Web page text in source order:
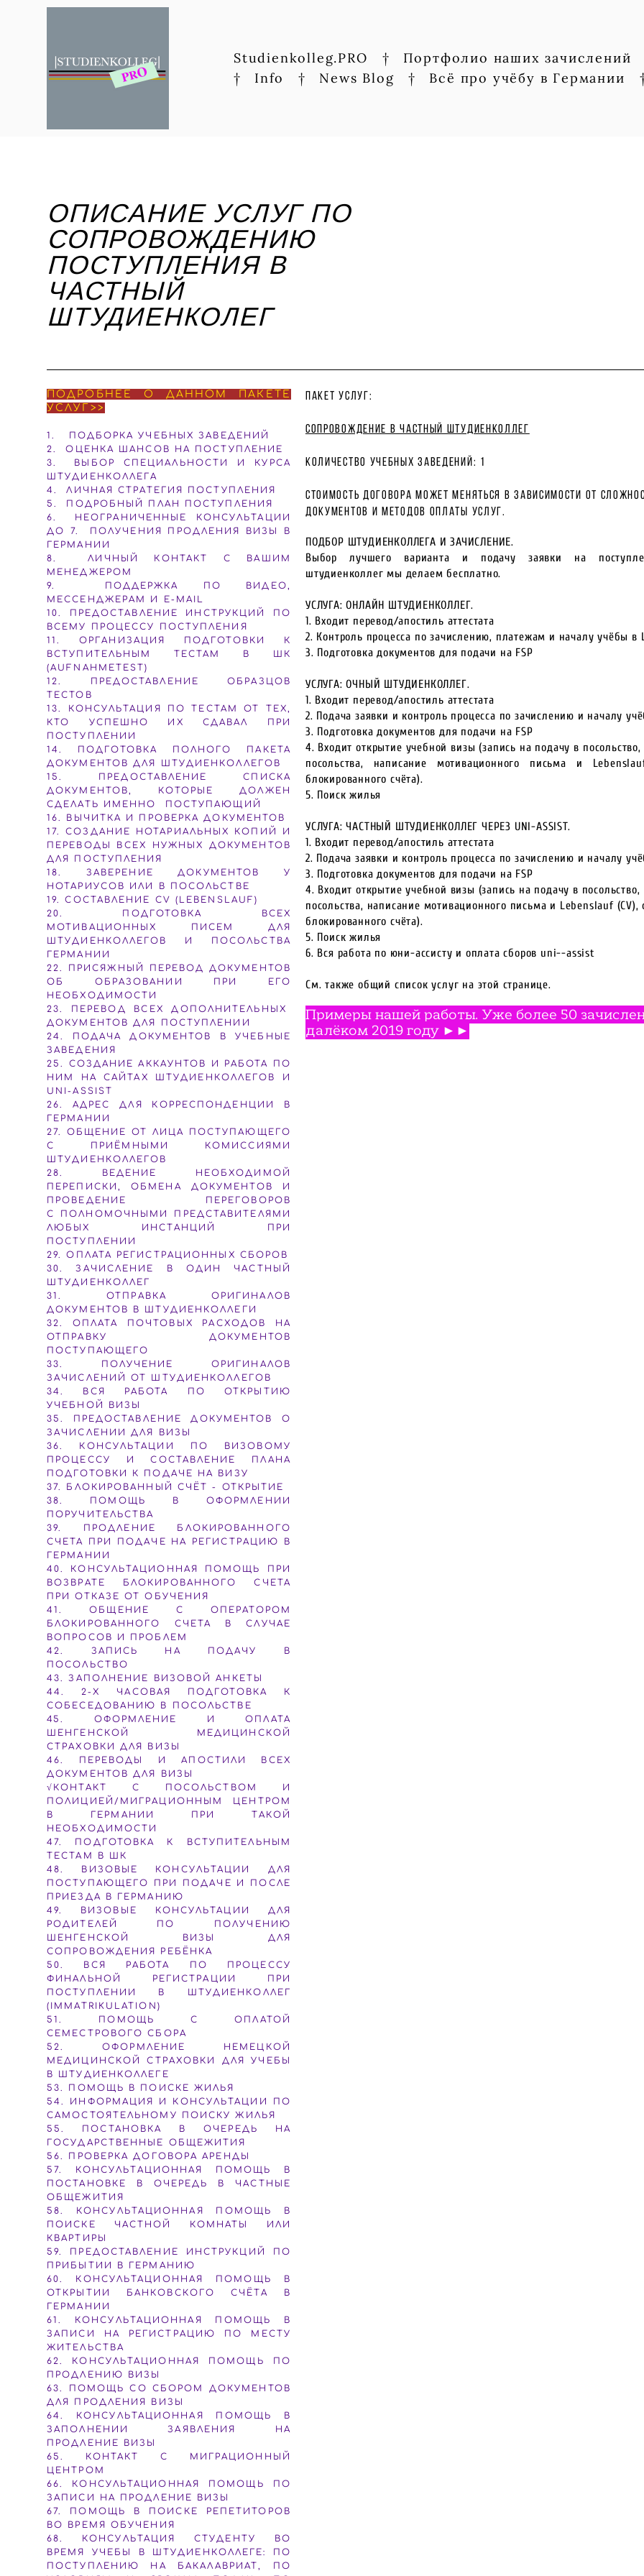
Studienkolleg.PRO †
Портфолио наших зачислений
†
Info † News Blog † Всё про учёбу в Германии
ОПИСАНИЕ УСЛУГ ПО
СОПРОВОЖДЕНИЮ
ПОСТУПЛЕНИЯ В
ЧАСТНЫЙ
ШТУДИЕНКОЛЕГ
ПОДРОБНЕЕ О ДАННОМ ПАКЕТЕ
УСЛУГ>>
1. ПОДБОРКА УЧЕБНЫХ ЗАВЕДЕНИЙ
2. ОЦЕНКА ШАНСОВ НА ПОСТУПЛЕНИЕ
3. ВЫБОР СПЕЦИАЛЬНОСТИ И КУРСА
ШТУДИЕНКОЛЛЕГА
4. ЛИЧНАЯ СТРАТЕГИЯ ПОСТУПЛЕНИЯ
5. ПОДРОБНЫЙ ПЛАН ПОСТУПЛЕНИЯ
6. НЕОГРАНИЧЕННЫЕ КОНСУЛЬТАЦИИ
ДО 7. ПОЛУЧЕНИЯ ПРОДЛЕНИЯ ВИЗЫ В
ГЕРМАНИИ
8. ЛИЧНЫЙ КОНТАКТ С ВАШИМ
МЕНЕДЖЕРОМ
9. ПОДДЕРЖКА ПО ВИДЕО,
МЕССЕНДЖЕРАМ И E-MAIL
10. ПРЕДОСТАВЛЕНИЕ ИНСТРУКЦИЙ ПО
ВСЕМУ ПРОЦЕССУ ПОСТУПЛЕНИЯ
11. ОРГАНИЗАЦИЯ ПОДГОТОВКИ К
ВСТУПИТЕЛЬНЫМ ТЕСТАМ В ШК
(AUFNAHMETEST)
12. ПРЕДОСТАВЛЕНИЕ ОБРАЗЦОВ
ТЕСТОВ
13. КОНСУЛЬТАЦИЯ ПО ТЕСТАМ ОТ ТЕХ,
КТО УСПЕШНО ИХ СДАВАЛ ПРИ
ПОСТУПЛЕНИИ
14. ПОДГОТОВКА ПОЛНОГО ПАКЕТА
ДОКУМЕНТОВ ДЛЯ ШТУДИЕНКОЛЛЕГОВ
15. ПРЕДОСТАВЛЕНИЕ СПИСКА
ДОКУМЕНТОВ, КОТОРЫЕ ДОЛЖЕН
СДЕЛАТЬ ИМЕННО ПОСТУПАЮЩИЙ
16. ВЫЧИТКА И ПРОВЕРКА ДОКУМЕНТОВ
17. СОЗДАНИЕ НОТАРИАЛЬНЫХ КОПИЙ И
ПЕРЕВОДЫ ВСЕХ НУЖНЫХ ДОКУМЕНТОВ
ДЛЯ ПОСТУПЛЕНИЯ
18. ЗАВЕРЕНИЕ ДОКУМЕНТОВ У
НОТАРИУСОВ ИЛИ В ПОСОЛЬСТВЕ
19. СОСТАВЛЕНИЕ CV (LEBENSLAUF)
20. ПОДГОТОВКА ВСЕХ
МОТИВАЦИОННЫХ ПИСЕМ ДЛЯ
ШТУДИЕНКОЛЛЕГОВ И ПОСОЛЬСТВА
ГЕРМАНИИ
22. ПРИСЯЖНЫЙ ПЕРЕВОД ДОКУМЕНТОВ
ОБ ОБРАЗОВАНИИ ПРИ ЕГО
НЕОБХОДИМОСТИ
23. ПЕРЕВОД ВСЕХ ДОПОЛНИТЕЛЬНЫХ
ДОКУМЕНТОВ ДЛЯ ПОСТУПЛЕНИИ
24. ПОДАЧА ДОКУМЕНТОВ В УЧЕБНЫЕ
ЗАВЕДЕНИЯ
25. СОЗДАНИЕ АККАУНТОВ И РАБОТА ПО
НИМ НА САЙТАХ ШТУДИЕНКОЛЛЕГОВ И
UNI-ASSIST
26. АДРЕС ДЛЯ КОРРЕСПОНДЕНЦИИ В
ГЕРМАНИИ
27. ОБЩЕНИЕ ОТ ЛИЦА ПОСТУПАЮЩЕГО
С ПРИЁМНЫМИ КОМИССИЯМИ
ШТУДИЕНКОЛЛЕГОВ
28. ВЕДЕНИЕ НЕОБХОДИМОЙ
ПЕРЕПИСКИ, ОБМЕНА ДОКУМЕНТОВ И
ПРОВЕДЕНИЕ ПЕРЕГОВОРОВ
С ПОЛНОМОЧНЫМИ ПРЕДСТАВИТЕЛЯМИ
ЛЮБЫХ ИНСТАНЦИЙ ПРИ
ПОСТУПЛЕНИИ
29. ОПЛАТА РЕГИСТРАЦИОННЫХ СБОРОВ
30. ЗАЧИСЛЕНИЕ В ОДИН ЧАСТНЫЙ
ШТУДИЕНКОЛЛЕГ
31. ОТПРАВКА ОРИГИНАЛОВ
ДОКУМЕНТОВ В ШТУДИЕНКОЛЛЕГИ
32. ОПЛАТА ПОЧТОВЫХ РАСХОДОВ НА
ОТПРАВКУ ДОКУМЕНТОВ
ПОСТУПАЮЩЕГО
33. ПОЛУЧЕНИЕ ОРИГИНАЛОВ
ЗАЧИСЛЕНИЙ ОТ ШТУДИЕНКОЛЛЕГОВ
34. ВСЯ РАБОТА ПО ОТКРЫТИЮ
УЧЕБНОЙ ВИЗЫ
35. ПРЕДОСТАВЛЕНИЕ ДОКУМЕНТОВ О
ЗАЧИСЛЕНИИ ДЛЯ ВИЗЫ
36. КОНСУЛЬТАЦИИ ПО ВИЗОВОМУ
ПРОЦЕССУ И СОСТАВЛЕНИЕ ПЛАНА
ПОДГОТОВКИ К ПОДАЧЕ НА ВИЗУ
37. БЛОКИРОВАННЫЙ СЧЁТ - ОТКРЫТИЕ
38. ПОМОЩЬ В ОФОРМЛЕНИИ
ПОРУЧИТЕЛЬСТВА
39. ПРОДЛЕНИЕ БЛОКИРОВАННОГО
СЧЕТА ПРИ ПОДАЧЕ НА РЕГИСТРАЦИЮ В
ГЕРМАНИИ
40. КОНСУЛЬТАЦИОННАЯ ПОМОЩЬ ПРИ
ВОЗВРАТЕ БЛОКИРОВАННОГО СЧЕТА
ПРИ ОТКАЗЕ ОТ ОБУЧЕНИЯ
41. ОБЩЕНИЕ С ОПЕРАТОРОМ
БЛОКИРОВАННОГО СЧЕТА В СЛУЧАЕ
ВОПРОСОВ И ПРОБЛЕМ
42. ЗАПИСЬ НА ПОДАЧУ В
ПОСОЛЬСТВО
43. ЗАПОЛНЕНИЕ ВИЗОВОЙ АНКЕТЫ
44. 2-Х ЧАСОВАЯ ПОДГОТОВКА К
СОБЕСЕДОВАНИЮ В ПОСОЛЬСТВЕ
45. ОФОРМЛЕНИЕ И ОПЛАТА
ШЕНГЕНСКОЙ МЕДИЦИНСКОЙ
СТРАХОВКИ ДЛЯ ВИЗЫ
46. ПЕРЕВОДЫ И АПОСТИЛИ ВСЕХ
ДОКУМЕНТОВ ДЛЯ ВИЗЫ
√КОНТАКТ С ПОСОЛЬСТВОМ И
ПОЛИЦИЕЙ/МИГРАЦИОННЫМ ЦЕНТРОМ
В ГЕРМАНИИ ПРИ ТАКОЙ
НЕОБХОДИМОСТИ
47. ПОДГОТОВКА К ВСТУПИТЕЛЬНЫМ
ТЕСТАМ В ШК
48. ВИЗОВЫЕ КОНСУЛЬТАЦИИ ДЛЯ
ПОСТУПАЮЩЕГО ПРИ ПОДАЧЕ И ПОСЛЕ
ПРИЕЗДА В ГЕРМАНИЮ
49. ВИЗОВЫЕ КОНСУЛЬТАЦИИ ДЛЯ
РОДИТЕЛЕЙ ПО ПОЛУЧЕНИЮ
ШЕНГЕНСКОЙ ВИЗЫ ДЛЯ
СОПРОВОЖДЕНИЯ РЕБЁНКА
50. ВСЯ РАБОТА ПО ПРОЦЕССУ
ФИНАЛЬНОЙ РЕГИСТРАЦИИ ПРИ
ПОСТУПЛЕНИИ В ШТУДИЕНКОЛЛЕГ
(IMMATRIKULATION)
51. ПОМОЩЬ С ОПЛАТОЙ
СЕМЕСТРОВОГО СБОРА
52. ОФОРМЛЕНИЕ НЕМЕЦКОЙ
МЕДИЦИНСКОЙ СТРАХОВКИ ДЛЯ УЧЕБЫ
В ШТУДИЕНКОЛЛЕГЕ
53. ПОМОЩЬ В ПОИСКЕ ЖИЛЬЯ
54. ИНФОРМАЦИЯ И КОНСУЛЬТАЦИИ ПО
CАМОСТОЯТЕЛЬНОМУ ПОИСКУ ЖИЛЬЯ
55. ПОСТАНОВКА В ОЧЕРЕДЬ НА
ГОСУДАРСТВЕННЫЕ ОБЩЕЖИТИЯ
56. ПРОВЕРКА ДОГОВОРА АРЕНДЫ
57. КОНСУЛЬТАЦИОННАЯ ПОМОЩЬ В
ПОСТАНОВКЕ В ОЧЕРЕДЬ В ЧАСТНЫЕ
ОБЩЕЖИТИЯ
58. КОНСУЛЬТАЦИОННАЯ ПОМОЩЬ В
ПОИСКЕ ЧАСТНОЙ КОМНАТЫ ИЛИ
КВАРТИРЫ
59. ПРЕДОСТАВЛЕНИЕ ИНСТРУКЦИЙ ПО
ПРИБЫТИИ В ГЕРМАНИЮ
60. КОНСУЛЬТАЦИОННАЯ ПОМОЩЬ В
ОТКРЫТИИ БАНКОВСКОГО СЧЁТА В
ГЕРМАНИИ
61. КОНСУЛЬТАЦИОННАЯ ПОМОЩЬ В
ЗАПИСИ НА РЕГИСТРАЦИЮ ПО МЕСТУ
ЖИТЕЛЬСТВА
62. КОНСУЛЬТАЦИОННАЯ ПОМОЩЬ ПО
ПРОДЛЕНИЮ ВИЗЫ
63. ПОМОЩЬ СО СБОРОМ ДОКУМЕНТОВ
ДЛЯ ПРОДЛЕНИЯ ВИЗЫ
64. КОНСУЛЬТАЦИОННАЯ ПОМОЩЬ В
ЗАПОЛНЕНИИ ЗАЯВЛЕНИЯ НА
ПРОДЛЕНИЕ ВИЗЫ
65. КОНТАКТ С МИГРАЦИОННЫЙ
ЦЕНТРОМ
66. КОНСУЛЬТАЦИОННАЯ ПОМОЩЬ ПО
ЗАПИСИ НА ПРОДЛЕНИЕ ВИЗЫ
67. ПОМОЩЬ В ПОИСКЕ РЕПЕТИТОРОВ
ВО ВРЕМЯ ОБУЧЕНИЯ
68. КОНСУЛЬТАЦИЯ СТУДЕНТУ ВО
ВРЕМЯ УЧЕБЫ В ШТУДИЕНКОЛЛЕГЕ: ПО
ПОСТУПЛЕНИЮ НА БАКАЛАВРИАТ, ПО
пакет услуг:
сопровождение в ЧАСТНЫЙ штудиенколлег
количество учебных заведений: 1
стоимость договора может меняться в зависимости от
документов и методов оплаты услуг.
ПОДБОР ШТУДИЕНКОЛЛЕГА И ЗАЧИСЛЕНИЕ.
Выбор лучшего варианта и подачу заявки на
штудиенколлег мы делаем бесплатно.
УСЛУГА: ОНЛАЙН ШТУДИЕНКОЛЛЕГ.
1. Входит перевод/апостиль аттестата
2. Контроль процесса по зачислению, платежам и началу учёбы в
3. Подготовка документов для подачи на FSP
УСЛУГА: ОЧНЫЙ ШТУДИЕНКОЛЛЕГ.
1. Входит перевод/апостиль аттестата
2. Подача заявки и контроль процесса по зачислению и началу
3. Подготовка документов для подачи на FSP
4. Входит открытие учебной визы (запись на подачу в
посольства, написание мотивационного письма и
блокированного счёта).
5. Поиск жилья
УСЛУГА: ЧАСТНЫЙ ШТУДИЕНКОЛЛЕГ ЧЕРЕЗ UNI-ASSIST.
1. Входит перевод/апостиль аттестата
2. Подача заявки и контроль процесса по зачислению и началу
3. Подготовка документов для подачи на FSP
4. Входит открытие учебной визы (запись на подачу в
посольства, написание мотивационного письма и Lebenslauf (CV),
блокированного счёта).
5. Поиск жилья
6. Вся работа по юни-ассисту и оплата сборов uni--assist
См. также общий список услуг на этой странице.
Примеры нашей работы. Уже более 50
далёком 2019 году ►►